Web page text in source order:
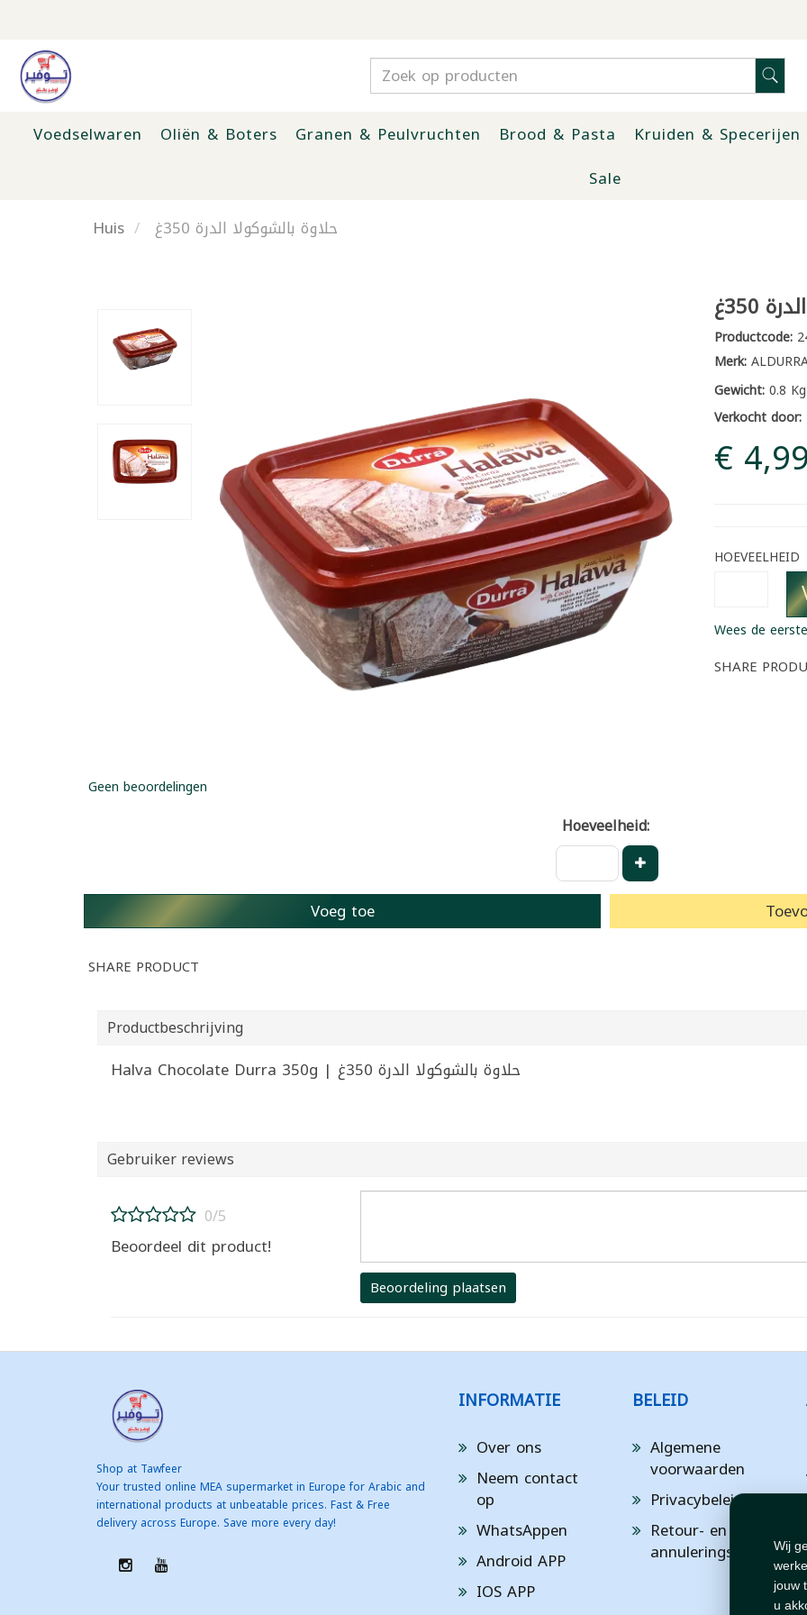
Wij
jouw
u
Voedselwaren Oliën & Boters Granen & Peulvruchten Brood & Pasta Kruiden & Specerijen
Sale
Huis
حلاوة بالشوكولا الدرة 350غ
350غ
Productcode:
Merk:
Gewicht:0.8 Kg
Verkocht door:
€ 4,99
HOEVEELHEID
Wees de
SHARE
Geen beoordelingen
Hoeveelheid:
Voeg toe
SHARE PRODUCT
Productbeschrijving
Halva Chocolate Durra 350g | حلاوة بالشوكولا الدرة 350غ
Gebruiker reviews
0/5
Beoordeel dit product!
Beoordeling plaatsen
Shop at Tawfeer
Your trusted online MEA supermarket in Europe for Arabic and
international products at unbeatable prices. Fast & Free
delivery across Europe. Save more every day!
INFORMATIE
Over ons
Neem contact
op
WhatsAppen
Android APP
IOS APP
BELEID
Algemene
voorwaarden
Privacybeleid
Retour- en
annuleringsbeleid